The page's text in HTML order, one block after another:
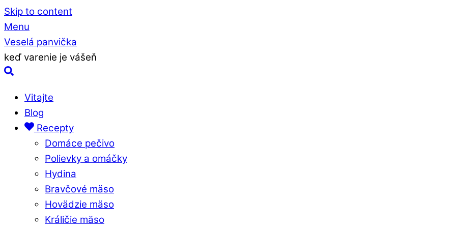
Skip to content
Menu
Veselá panvička
keď varenie je vášeň
Vitajte
Blog
Recepty
Domáce pečivo
Polievky a omáčky
Hydina
Bravčové mäso
Hovädzie mäso
Králičie mäso